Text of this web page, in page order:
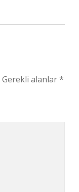
Gerekli alanlar*